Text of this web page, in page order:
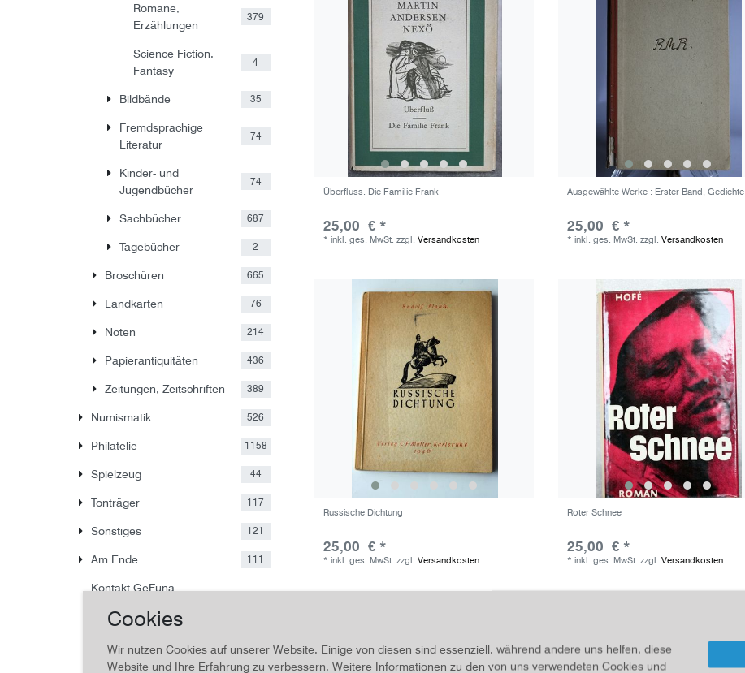
Romane,
Erzählungen
379
Science Fiction,
Fantasy
4
Bildbände 35
Fremdsprachige
Literatur
74
Kinder- und
Jugendbücher
74
Sachbücher 687
Tagebücher 2
Broschüren 665
Landkarten 76
Noten 214
Papierantiquitäten 436
Zeitungen, Zeitschriften 389
Numismatik 526
Philatelie 1158
Spielzeug 44
Tonträger 117
Sonstiges 121
Am Ende 111
Kontakt GeFuna
Überfluss. Die Familie Frank
25,00 € *
*inkl. ges. MwSt. zzgl.Versandkosten
Ausgewählte Werke : Erster Band, Gedichte
25,00 € *
*inkl. ges. MwSt. zzgl.Versandkosten
Russische Dichtung
25,00 € *
*inkl. ges. MwSt. zzgl.Versandkosten
Roter Schnee
25,00 € *
*inkl. ges. MwSt. zzgl.Versandkosten
Cookies
Wir nutzen Cookies auf unserer Website. Einige von diesen sind essenziell, während andere uns helfen, diese
Website und Ihre Erfahrung zu verbessern. Weitere Informationen zu den von uns verwendeten Cookies und